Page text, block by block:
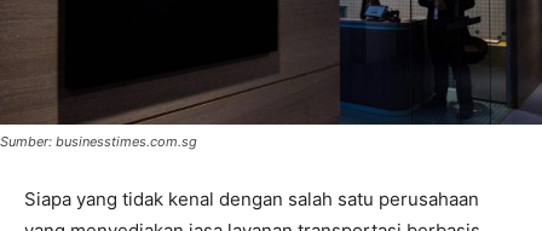
Sumber: businesstimes.com.sg
Siapa yang tidak kenal dengan salah satu perusahaan